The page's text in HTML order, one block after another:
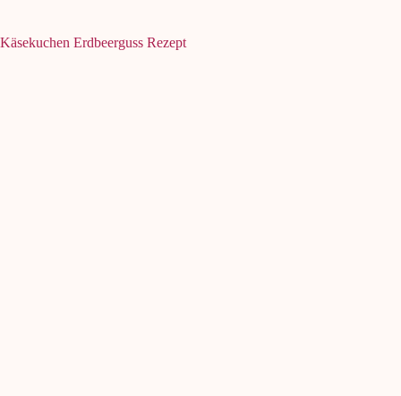
Käsekuchen Erdbeerguss Rezept